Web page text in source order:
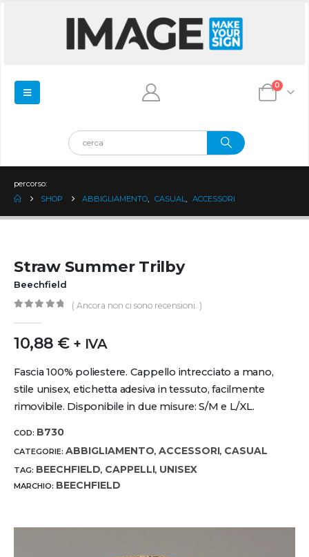
0
percorso:
SHOP
ABBIGLIAMENTO CASUAL ACCESSORI
Straw Summer Trilby
Beechfield
( Ancora non ci sono recensioni. )
10,88 € + IVA
Fascia 100% poliestere. Cappello intrecciato a mano,
stile unisex, etichetta adesiva in tessuto, facilmente
rimovibile. Disponibile in due misure: S/M e L/XL.
COD: B730
CATEGORIE: ABBIGLIAMENTO, ACCESSORI, CASUAL
TAG: BEECHFIELD, CAPPELLI, UNISEX
MARCHIO: BEECHFIELD